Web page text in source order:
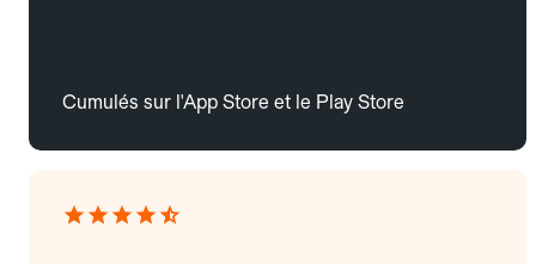
Cumulés sur l'App Store et le Play Store